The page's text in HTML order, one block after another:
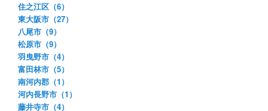
住之江区（6）
東大阪市（27）
八尾市（9）
松原市（9）
羽曳野市（4）
富田林市（5）
南河内郡（1）
河内長野市（1）
藤井寺市（4）